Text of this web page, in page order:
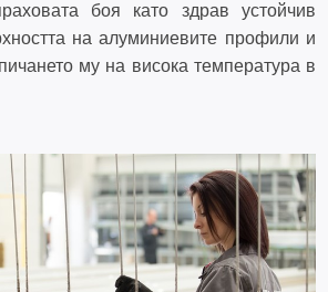
боя като здрав устойчив
на алуминиевите профили и
му на висока температура в